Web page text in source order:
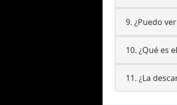
9. ¿Puedo
10. ¿Qué es
11. ¿La